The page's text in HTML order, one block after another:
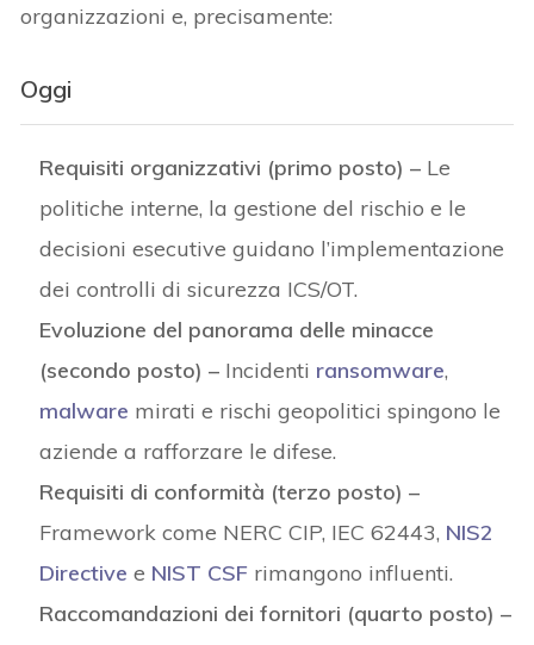
organizzazioni e, precisamente:
Oggi
Requisiti organizzativi (primo posto) – Le
politiche interne, la gestione del rischio e le
decisioni esecutive guidano l’implementazione
dei controlli di sicurezza ICS/OT.
Evoluzione del panorama delle minacce
(secondo posto) – Incidenti ransomware,
malware mirati e rischi geopolitici spingono le
aziende a rafforzare le difese.
Requisiti di conformità (terzo posto) –
Framework come NERC CIP, IEC 62443, NIS2
Directive e NIST CSF rimangono influenti.
Raccomandazioni dei fornitori (quarto posto) –